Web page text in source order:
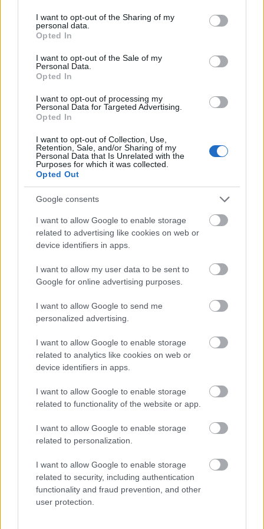
not limited to your visit or usage behaviour. You may click to
grant or deny consent to Google and its third-party tags to
use your data for below specified purposes in below Google
consent section.
I want to opt-out of the Sharing of my
personal data.
Opted In
I want to opt-out of the Sale of my
Personal Data.
Opted In
I want to opt-out of processing my
Personal Data for Targeted Advertising.
Opted In
I want to opt-out of Collection, Use,
Retention, Sale, and/or Sharing of my
Personal Data that Is Unrelated with the
Purposes for which it was collected.
Opted Out
Google consents
I want to allow Google to enable storage
related to advertising like cookies on web or
device identifiers in apps.
I want to allow my user data to be sent to
Google for online advertising purposes.
I want to allow Google to send me
personalized advertising.
I want to allow Google to enable storage
related to analytics like cookies on web or
device identifiers in apps.
I want to allow Google to enable storage
related to functionality of the website or app.
I want to allow Google to enable storage
related to personalization.
I want to allow Google to enable storage
related to security, including authentication
functionality and fraud prevention, and other
user protection.
Ed Stafford: Felfedezők ​
enciklopédiája – könyvkritika
Az expedíciók, illetve extrémebb természeti
kérdés, hogy milyen felszerelést és ruházatot ...
Módosított M65 zubbony
2025. július 08.